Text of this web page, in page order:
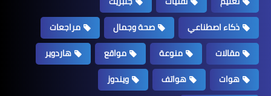
ذكاء اصطناعي
صحة وجمال
مراجعات
مقالات
منوعة مواقع
هاردوير
هوات
هواتف
ويندوز